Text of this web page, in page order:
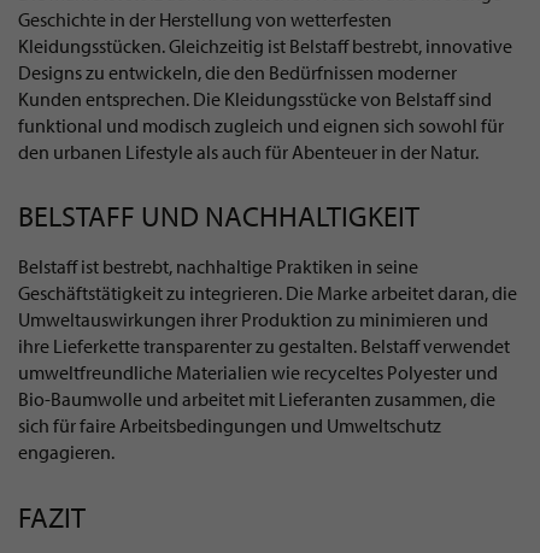
Geschichte in der Herstellung von wetterfesten
Kleidungsstücken. Gleichzeitig ist Belstaff bestrebt, innovative
Designs zu entwickeln, die den Bedürfnissen moderner
Kunden entsprechen. Die Kleidungsstücke von Belstaff sind
funktional und modisch zugleich und eignen sich sowohl für
den urbanen Lifestyle als auch für Abenteuer in der Natur.
BELSTAFF UND NACHHALTIGKEIT
Belstaff ist bestrebt, nachhaltige Praktiken in seine
Geschäftstätigkeit zu integrieren. Die Marke arbeitet daran, die
Umweltauswirkungen ihrer Produktion zu minimieren und
ihre Lieferkette transparenter zu gestalten. Belstaff verwendet
umweltfreundliche Materialien wie recyceltes Polyester und
Bio-Baumwolle und arbeitet mit Lieferanten zusammen, die
sich für faire Arbeitsbedingungen und Umweltschutz
engagieren.
FAZIT